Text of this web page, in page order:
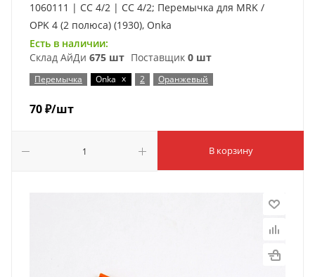
1060111 | CC 4/2 | CC 4/2; Перемычка для MRK /
OPK 4 (2 полюса) (1930), Onka
Есть в наличии:
Склад АйДи 675 шт Поставщик 0 шт
Перемычка Onka x 2 Оранжевый
70₽/шт
В корзину